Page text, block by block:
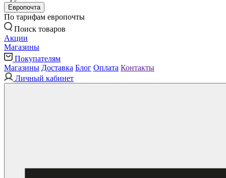
Европочта
По тарифам европочты
Поиск товаров
Акции
Магазины
Покупателям
Магазины Доставка Блог Оплата Контакты
Личный кабинет